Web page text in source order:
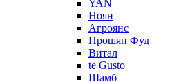
YAN
Ноян
Агроянс
Прошян Фуд
Витал
te Gusto
Шамб